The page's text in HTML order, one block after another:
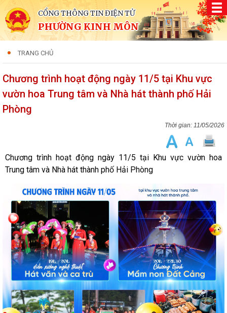
CỔNG THÔNG TIN ĐIỆN TỬ
PHƯỜNG KINH MÔN
TRANG CHỦ
Chương trình hoạt động ngày 11/5 tại Khu vực
vườn hoa Trung tâm và Nhà hát thành phố Hải
Phòng
11/05/2026
Chương trình hoạt động ngày 11/5 tại Khu vực vườn hoa
Trung tâm và Nhà hát thành phố Hải Phòng